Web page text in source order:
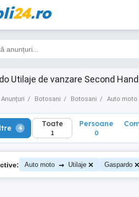
24.ro
Utilaje de vanzare Second
Anunțuri Botosani Botosani Auto moto
4 Toate
1
4 Toate
1
Persoane
0
Auto moto → Utilaje Gaspardo